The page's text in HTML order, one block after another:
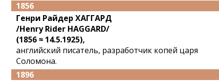
1856
Генри Райдер ХАГГАРД
/Henry Rider HAGGARD/
(1856 ≈ 14.5.1925),
английский писатель, разработчик копей царя
Соломона.
1896